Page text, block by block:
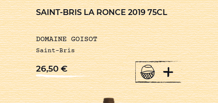
SAINT-BRIS LA RONCE 2019 75CL
DOMAINE GOISOT
Saint-Bris
26,50€ +